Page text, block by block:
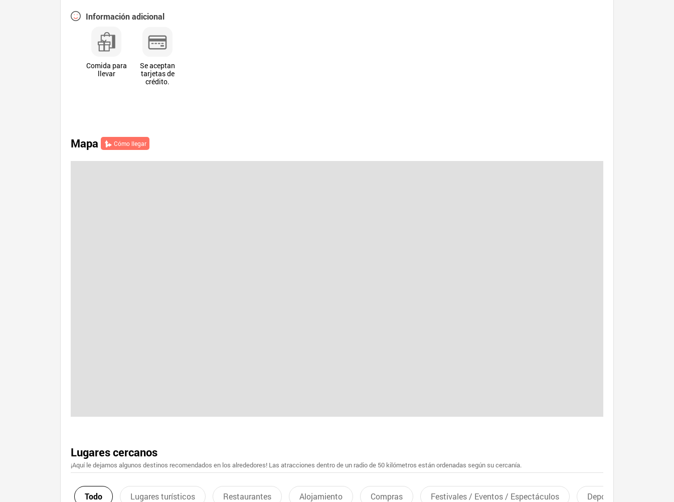
Información adicional
Comida para
llevar
Se aceptan
tarjetas de
crédito.
Mapa Cómo llegar
Lugares cercanos
¡Aquí le dejamos algunos destinos recomendados en los alrededores! Las atracciones dentro de un radio de 50 kilómetros están ordenadas según su cercanía.
Todo Lugares turísticos Restaurantes Alojamiento Compras Festivales / Eventos / Espectáculos Deportes recreativos